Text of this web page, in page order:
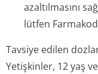
azaltılmasını
lütfen
Tavsiye edilen
Yetişkinler, 12 yaş